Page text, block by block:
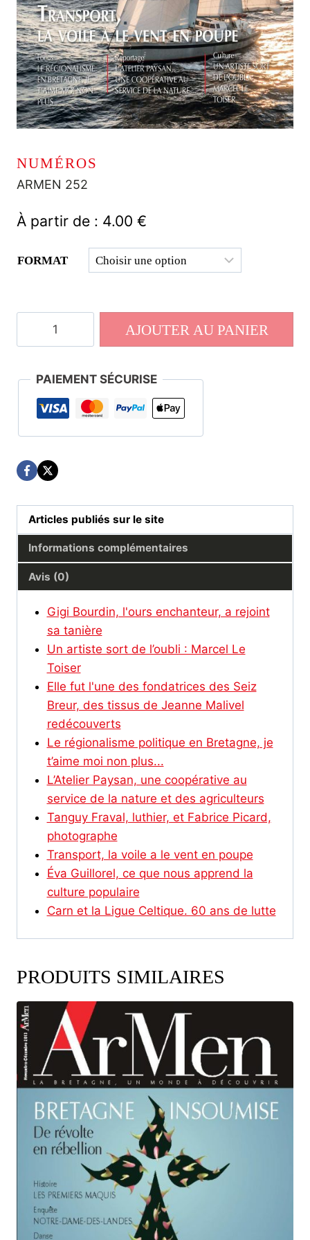
NUMÉROS
ARMEN 252
À partir de : 4.00 €
FORMAT
252
AJOUTER AU PANIER
PAIEMENT SÉCURISE
Articles publiés sur le site
Informations complémentaires
Avis (0)
Gigi Bourdin, l'ours enchanteur, a rejoint
sa tanière
Un artiste sort de l’oubli : Marcel Le
Toiser
Elle fut l'une des fondatrices des Seiz
Breur, des tissus de Jeanne Malivel
redécouverts
Le régionalisme politique en Bretagne, je
t’aime moi non plus...
L’Atelier Paysan, une coopérative au
service de la nature et des agriculteurs
Tanguy Fraval, luthier, et Fabrice Picard,
photographe
Transport, la voile a le vent en poupe
Éva Guillorel, ce que nous apprend la
culture populaire
Carn et la Ligue Celtique. 60 ans de lutte
PRODUITS SIMILAIRES